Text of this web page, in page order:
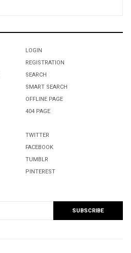
LOGIN
REGISTRATION
SEARCH
SMART SEARCH
OFFLINE PAGE
404 PAGE
TWITTER
FACEBOOK
TUMBLR
PINTEREST